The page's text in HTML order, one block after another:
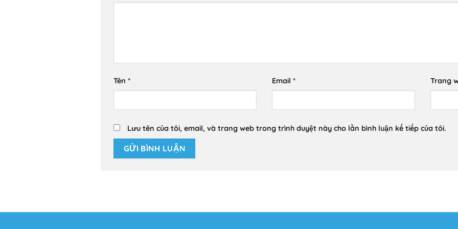
Tên * Email * Trang
Lưu tên của tôi, email, và trang web trong trình duyệt này cho lần bình luận kế tiếp của tôi.